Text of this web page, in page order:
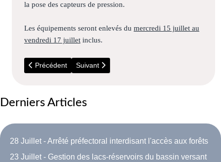
la pose des capteurs de pression.
Les équipements seront enlevés du mercredi 15 juillet au
vendredi 17 juillet inclus.
Article précédent : A partir du 15 Juin - Sondages en vue
Précédent Article suivant : A partir du 15 Juillet -
Suivant
Derniers Articles
28 Juillet - Arrêté préfectoral interdisant l'accès aux forêts
23 Juillet - Gestion des lacs-réservoirs du bassin versant